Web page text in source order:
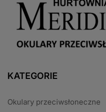
KATEGORIE
Okulary przeciwsłoneczne